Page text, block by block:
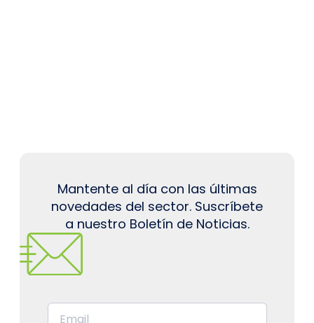
Mantente al día con las últimas
novedades del sector. Suscríbete
a nuestro Boletín de Noticias.